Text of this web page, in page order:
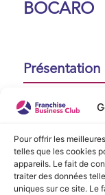
Pour offrir les
telles que les cookies
appareils. Le fait de
traiter des données
uniques sur ce site. Le
BOCARO
Aucune
actuellement !
Vidéo de